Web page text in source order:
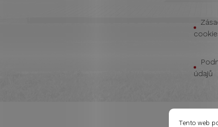
Tento web
údajů